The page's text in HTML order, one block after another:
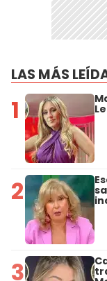
LAS MÁS
1
2
3